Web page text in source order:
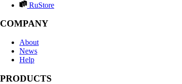
RuStore
COMPANY
About
News
Help
PRODUCTS